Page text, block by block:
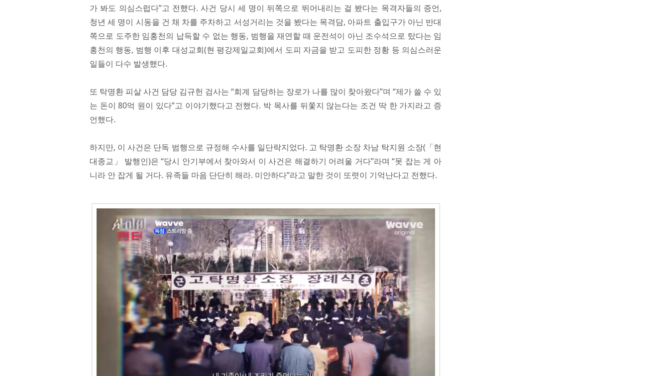
가 봐도 의심스럽다”고 전했다. 사건 당시 세 명이 뒤쪽으로 뛰어내리는 걸 봤다는 목격자들의 증언,
청년 세 명이 시동을 건 채 차를 주차하고 서성거리는 것을 봤다는 목격담, 아파트 출입구가 아닌 반대
쪽으로 도주한 임홍천의 납득할 수 없는 행동, 범행을 재연할 때 운전석이 아닌 조수석으로 탔다는 임
홍천의 행동, 범행 이후 대성교회(현 평강제일교회)에서 도피 자금을 받고 도피한 정황 등 의심스러운
일들이 다수 발생했다.
또 탁명환 피살 사건 담당 김규헌 검사는 “회계 담당하는 장로가 나를 많이 찾아왔다”며 “제가 쓸 수 있
는 돈이 80억 원이 있다”고 이야기했다고 전했다. 박 목사를 뒤쫓지 않는다는 조건 딱 한 가지라고 증
언했다.
하지만, 이 사건은 단독 범행으로 규정해 수사를 일단락지었다. 고 탁명환 소장 차남 탁지원 소장(「현
대종교」 발행인)은 “당시 안기부에서 찾아와서 이 사건은 해결하기 어려울 거다”라며 “못 잡는 게 아
니라 안 잡게 될 거다. 유족들 마음 단단히 해라. 미안하다”라고 말한 것이 또렷이 기억난다고 전했다.